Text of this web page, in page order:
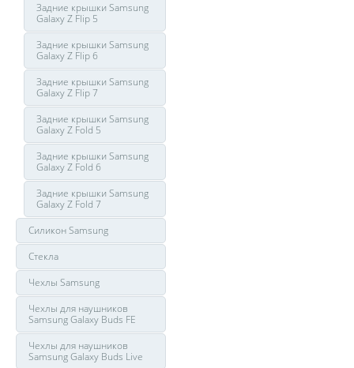
Задние крышки Samsung
Galaxy Z Flip 5
Задние крышки Samsung
Galaxy Z Flip 6
Задние крышки Samsung
Galaxy Z Flip 7
Задние крышки Samsung
Galaxy Z Fold 5
Задние крышки Samsung
Galaxy Z Fold 6
Задние крышки Samsung
Galaxy Z Fold 7
Силикон Samsung
Стекла
Чехлы Samsung
Чехлы для наушников
Samsung Galaxy Buds FE
Чехлы для наушников
Samsung Galaxy Buds Live